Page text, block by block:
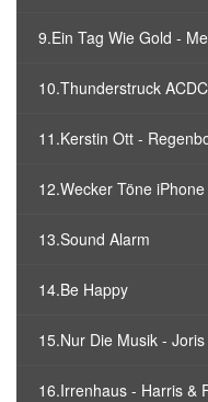
9.Ein Tag Wie Gold -
10.Thunderstruck ACDC
11.Kerstin Ott -
12.Wecker Töne iPhone
13.Sound Alarm
14.Be Happy
15.Nur Die Musik - Joris
16.Irrenhaus - Harris &